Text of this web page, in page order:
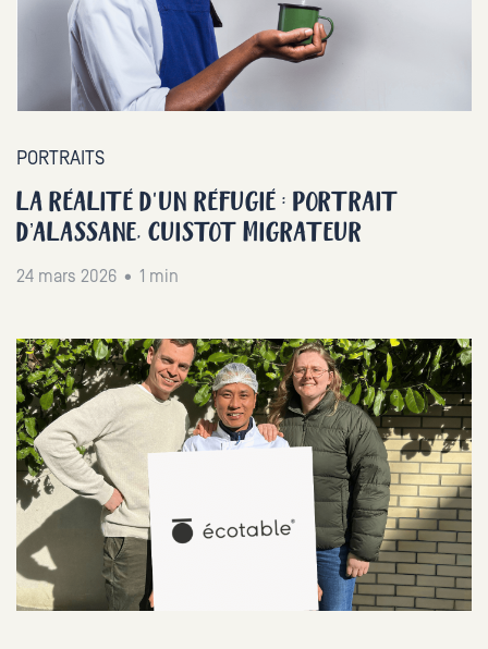
PORTRAITS
LA RÉALITÉ D'UN RÉFUGIÉ : PORTRAIT
D’ALASSANE, CUISTOT MIGRATEUR
24 mars 2026 • 1 min